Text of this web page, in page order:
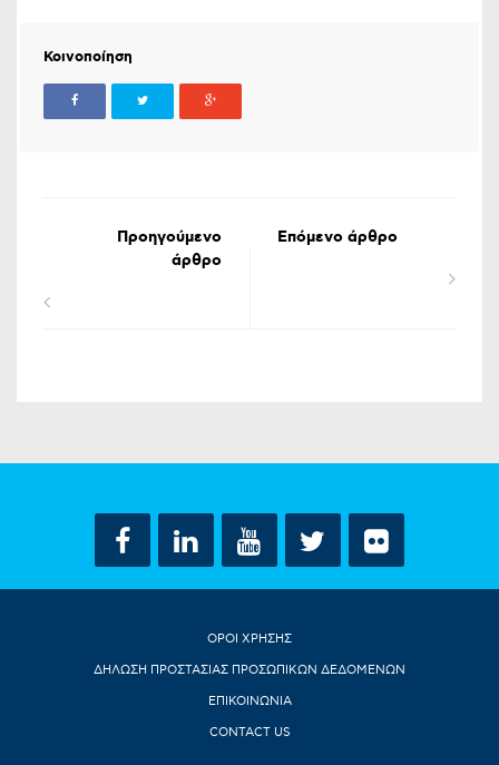
Κοινοποίηση
Προηγούμενο
άρθρο
Επόμενο άρθρο
ΟΡΟΙ ΧΡΗΣΗΣ
ΔΗΛΩΣΗ ΠΡΟΣΤΑΣΙΑΣ ΠΡΟΣΩΠΙΚΩΝ ΔΕΔΟΜΕΝΩΝ
ΕΠΙΚΟΙΝΩΝΙΑ
CONTACT US